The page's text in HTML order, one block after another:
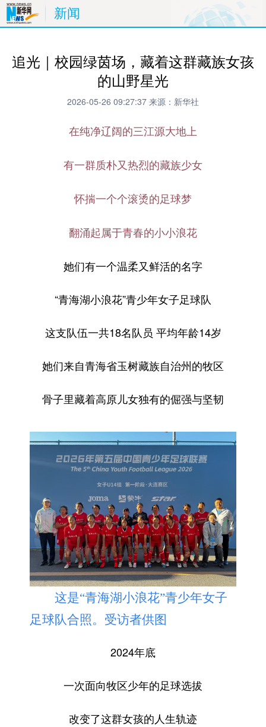
新闻
追光｜校园绿茵场，藏着这群藏族女孩
的山野星光
2026-05-26 09:27:37 来源：新华社
在纯净辽阔的三江源大地上
有一群质朴又热烈的藏族少女
怀揣一个个滚烫的足球梦
翻涌起属于青春的小小浪花
她们有一个温柔又鲜活的名字
“青海湖小浪花”青少年女子足球队
这支队伍一共18名队员 平均年龄14岁
她们来自青海省玉树藏族自治州的牧区
骨子里藏着高原儿女独有的倔强与坚韧
这是“青海湖小浪花”青少年女子
足球队合照。受访者供图
2024年底
一次面向牧区少年的足球选拔
改变了这群女孩的人生轨迹